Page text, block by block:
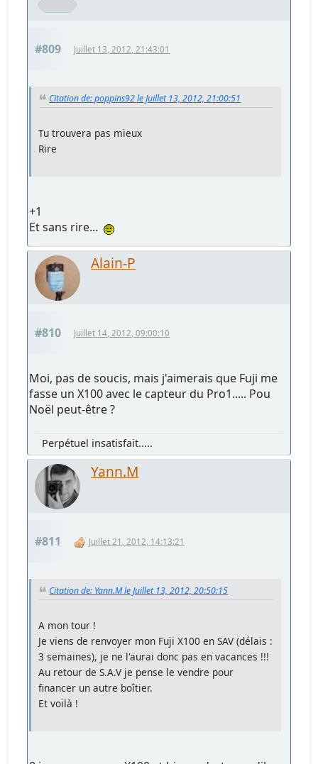
#809 Juillet 13, 2012, 21:43:01
Citation de: poppins92 le Juillet 13, 2012, 21:00:51
Tu trouvera pas mieux
Rire
+1
Et sans rire...
Alain-P
#810 Juillet 14, 2012, 09:00:10
Moi, pas de soucis, mais j'aimerais que Fuji me
fasse un X100 avec le capteur du Pro1..... Pou
Noël peut-être ?
Perpétuel insatisfait.....
Yann.M
#811 Juillet 21, 2012, 14:13:21
Citation de: Yann.M le Juillet 13, 2012, 20:50:15
A mon tour !
Je viens de renvoyer mon Fuji X100 en SAV (délais :
3 semaines), je ne l'aurai donc pas en vacances !!!
Au retour de S.A.V je pense le vendre pour
financer un autre boîtier.
Et voilà !